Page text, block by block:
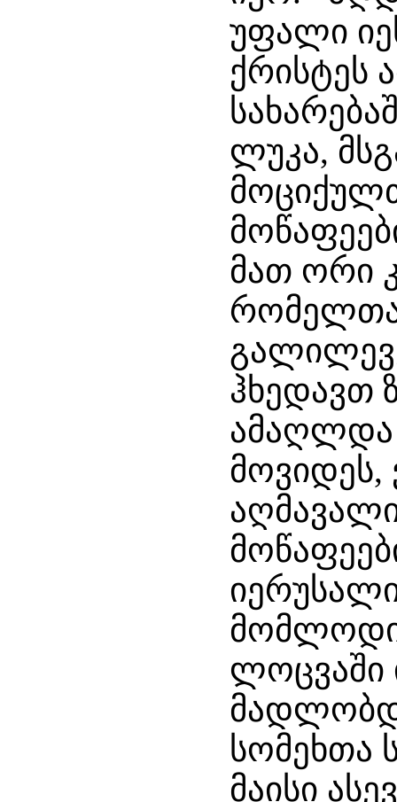
უფალი
ქრისტეს
ლუკა,
მათ ორი
ჰხედავთ
ამაღლდა
ლოცვაში
სომეხთა
მაისი